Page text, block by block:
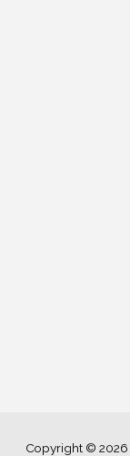
Copyright © 2026